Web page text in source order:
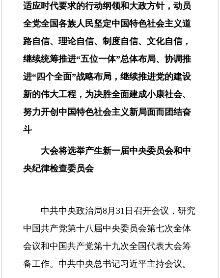
适应时代要求的行动纲领和大政方针，动员
全党全国各族人民坚定中国特色社会主义道
路自信、理论自信、制度自信、文化自信，
继续统筹推进“五位一体”总体布局、协调推
进“四个全面”战略布局，继续推进党的建设
新的伟大工程，为决胜全面建成小康社会、
努力开创中国特色社会主义新局面而团结奋
斗
大会将选举产生新一届中央委员会和中
央纪律检查委员会
中共中央政治局8月31日召开会议，研究
中国共产党第十八届中央委员会第七次全体
会议和中国共产党第十九次全国代表大会筹
备工作。中共中央总书记习近平主持会议。